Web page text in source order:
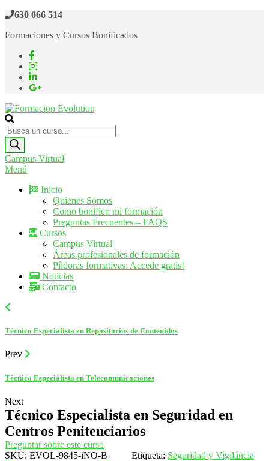
Saltar
contenido
630 066 514
Formaciones y Cursos Bonificados
Formacion Evolution
Cursos de formación continua
Búsqueda
de
productos
Campus Virtual
Menú
Inicio
Quienes Somos
Como bonifico mi formación
Preguntas Frecuentes – FAQS
Cursos
Campus Virtual
Áreas profesionales de formación
Píldoras formativas: Accede gratis!
Noticias
Contacto
Técnico Especialista en Repositorios de Contenidos
Prev
Técnico Especialista en Telecomunicaciones
Next
Técnico Especialista en Seguridad en
Centros Penitenciarios
Preguntar sobre este curso
SKU: EVOL-9845-iNO-B Etiqueta: Seguridad y Vigiláncia